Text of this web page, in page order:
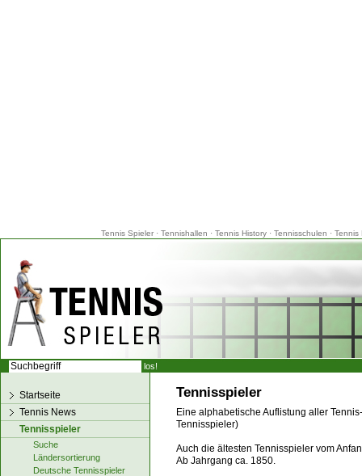
Tennis Spieler· Tennishallen · Tennis History· Tennisschulen · Tennis
Tennisspieler
Eine alphabetische Auflistung aller
Tennisspieler)
Auch die ältesten Tennisspieler vom
Ab Jahrgang ca. 1850.
Startseite
Tennis News
Tennisspieler
Suche
Ländersortierung
Deutsche Tennisspieler
los!